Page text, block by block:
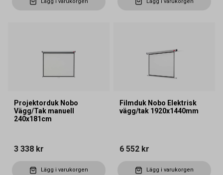
Projektorduk Nobo
Vägg/Tak manuell
240x181cm
3 338 kr
Lägg i varukorgen
Filmduk Nobo Elektrisk
vägg/tak 1920x1440mm
6 552 kr
Lägg i varukorgen